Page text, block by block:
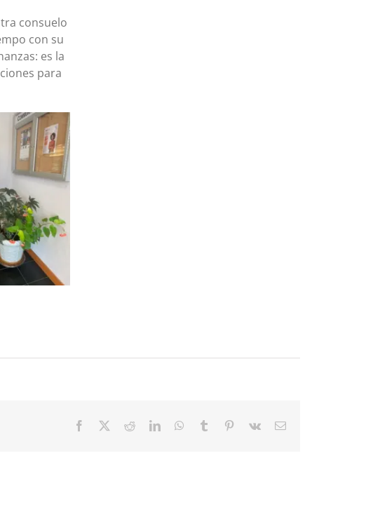
consuelo
con su
es la
para
Facebook RedditLinkedInWhatsApp
Tumblr Pinterest
Vk Email